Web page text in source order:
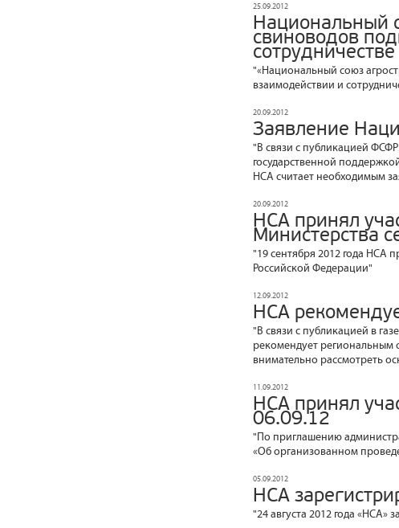
25.09.2012
Национальный
свиноводов
сотрудничестве
"«Национальный союз
взаимодействии и
20.09.2012
Заявление
"В связи с публикацией ФСФР
государственной
НСА считает необходимым
20.09.2012
НСА принял
Министерства
"19 сентября 2012 года НСА
Российской Федерации"
12.09.2012
НСА
"В связи с публикацией в
рекомендует региональным
внимательно рассмотреть
11.09.2012
НСА принял
06.09.12
"По приглашению
«Об организованном
05.09.2012
НСА
"24 августа 2012 года